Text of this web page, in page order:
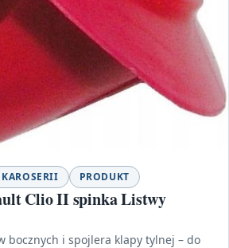
KAROSERII PRODUKT
Clio II spinka Listwy
bocznych i spojlera klapy tylnej – do